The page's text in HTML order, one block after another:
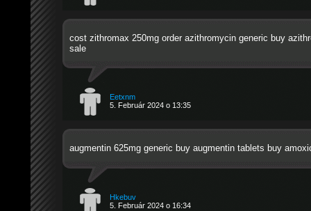
cost zithromax 250mg order azithromycin generic buy
sale
Eetxnm
5. Február 2024 o 13:35
augmentin 625mg generic buy augmentin tablets buy
Hkebuv
5. Február 2024 o 16:34